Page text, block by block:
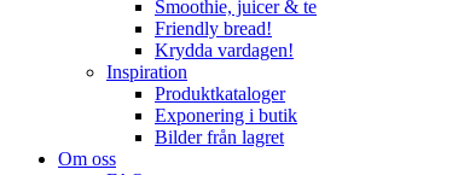
Smoothie, juicer & te
Friendly bread!
Krydda vardagen!
Inspiration
Produktkataloger
Exponering i butik
Bilder från lagret
Om oss